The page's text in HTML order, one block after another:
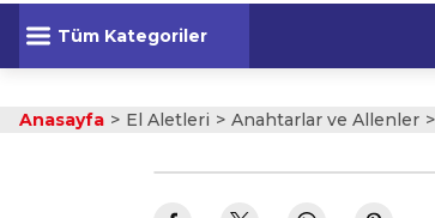
Tüm Kategoriler
Anasayfa El Aletleri Anahtarlar ve Allenler